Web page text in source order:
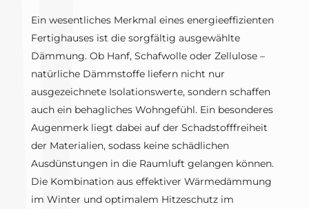
Ein wesentliches Merkmal eines energieeffizienten
Fertighauses ist die sorgfältig ausgewählte
Dämmung. Ob Hanf, Schafwolle oder Zellulose –
natürliche Dämmstoffe liefern nicht nur
ausgezeichnete Isolationswerte, sondern schaffen
auch ein behagliches Wohngefühl. Ein besonderes
Augenmerk liegt dabei auf der Schadstofffreiheit
der Materialien, sodass keine schädlichen
Ausdünstungen in die Raumluft gelangen können.
Die Kombination aus effektiver Wärmedämmung
im Winter und optimalem Hitzeschutz im